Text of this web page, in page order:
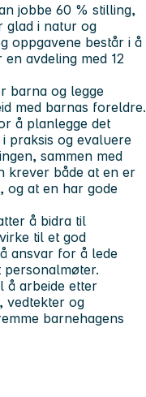
jobbe 60 % stilling,
glad i natur og
oppgavene består i å
avdeling med 12
barna og legge
med barnas foreldre.
å planlegge det
praksis og evaluere
sammen med
krever både at en er
og at en har gode
å bidra til
til et god
ansvar for å lede
å arbeide etter
vedtekter og
barnehagens